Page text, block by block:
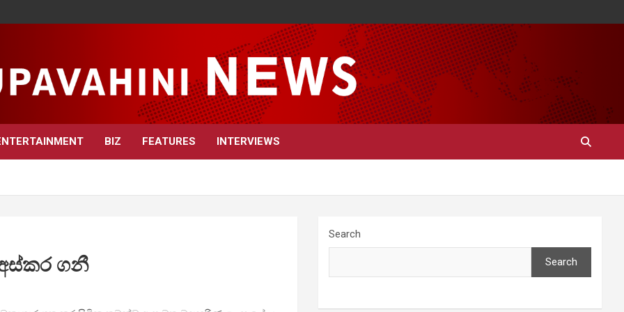
BIZ FEATURES INTERVIEWS
ගනී
Search
Search